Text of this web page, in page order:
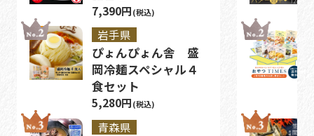
7,390円(税込)
岩手県
ぴょんぴょん舎 盛
岡冷麺スペシャル４
食セット
5,280円(税込)
青森県